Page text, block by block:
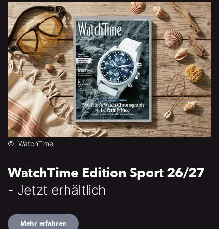
© WatchTime
WatchTime Edition Sport 26/27
- Jetzt erhältlich
Mehr erfahren